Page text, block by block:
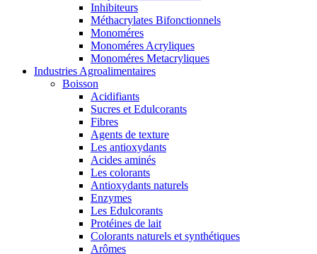
Inhibiteurs
Méthacrylates Bifonctionnels
Monoméres
Monoméres Acryliques
Monoméres Metacryliques
Industries Agroalimentaires
Boisson
Acidifiants
Sucres et Edulcorants
Fibres
Agents de texture
Les antioxydants
Acides aminés
Les colorants
Antioxydants naturels
Enzymes
Les Edulcorants
Protéines de lait
Colorants naturels et synthétiques
Arômes